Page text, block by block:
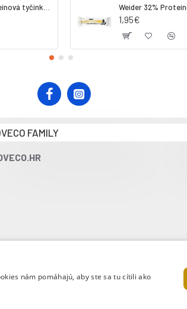
1,95€
FAMILY
nám pomáhajú, aby ste sa tu cítili ako